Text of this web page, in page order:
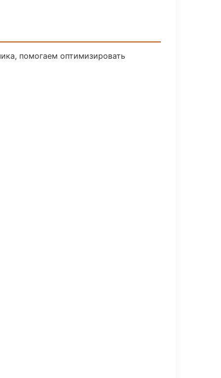
помогаем оптимизировать